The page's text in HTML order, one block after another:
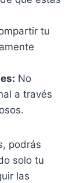
tu
No
a través
podrás
solo tu
las